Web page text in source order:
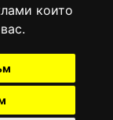
които
.